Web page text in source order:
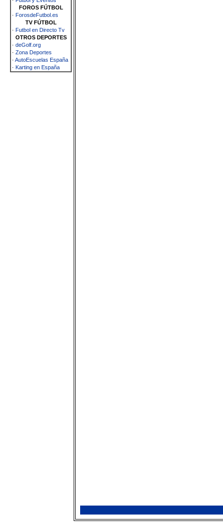
FOROS FÚTBOL
· ForosdeFutbol.es
TV FÚTBOL
· Futbol en Directo Tv
OTROS DEPORTES
· deGolf.org
· Zona Deportes
· AutoEscuelas España
· Karting en España